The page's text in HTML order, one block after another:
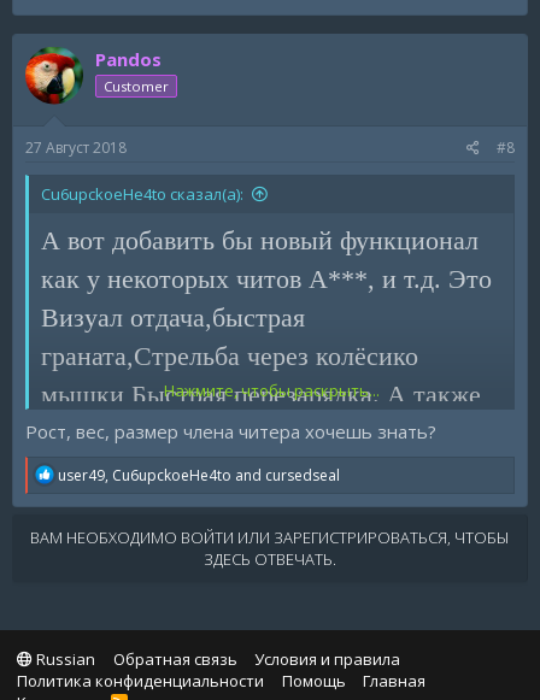
Pandos
Customer
27 Август 2018 #8
Cu6upckoeHe4to сказал(а):
А вот добавить бы новый функционал
как у некоторых читов А***, и т.д. Это
Визуал отдача,быстрая
граната,Стрельба через колёсико
мышки,Быстрая перезарядка. А также
по поводу патруля. Можно было бы
добавить такую фичу, когда смотришь
патруль то можна было бы открыть
профиль читера,узнать его
Нажмите, чтобы раскрыть...
Рост, вес, размер члена читера хочешь знать?
R
a
c
t
s
user49, Cu6upckoeHe4to and cursedseal
ВАМ НЕОБХОДИМО ВОЙТИ ИЛИ ЗАРЕГИСТРИРОВАТЬСЯ, ЧТОБЫ
ЗДЕСЬ ОТВЕЧАТЬ.
Russian Обратная связь
Условия и правила
Политика конфиденциальности
Помощь
Главная